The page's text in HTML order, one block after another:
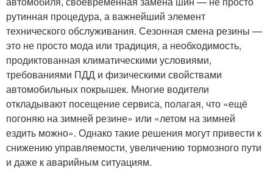
рутинная процедура, а важнейший элемент
технического обслуживания. Сезонная смена резины —
это не просто мода или традиция, а необходимость,
продиктованная климатическими условиями,
требованиями ПДД и физическими свойствами
автомобильных покрышек. Многие водители
откладывают посещение сервиса, полагая, что «ещё
погоняю на зимней резине» или «летом на зимней
ездить можно». Однако такие решения могут привести к
снижению управляемости, увеличению тормозного пути
и даже к аварийным ситуациям.